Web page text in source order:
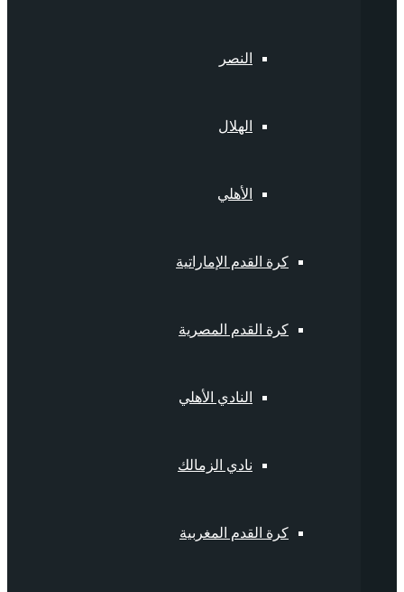
النصر
الهلال
الأهلي
كرة القدم الإماراتية
كرة القدم المصرية
النادي الأهلي
نادي الزمالك
كرة القدم المغربية